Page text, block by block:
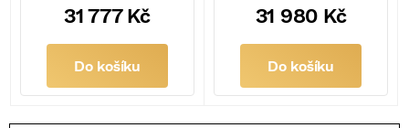
31 777 Kč
Do košíku
31 980 Kč
Do košíku